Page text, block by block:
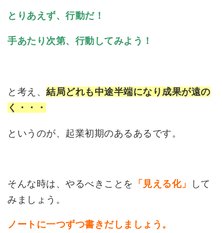
とりあえず、行動だ！
手あたり次第、行動してみよう！
と考え、
結局どれも中途半端になり成果が遠の
く・・・
というのが、起業初期のあるあるです。
そんな時は、やるべきことを 「見える化」
して
みましょう。
ノートに一つずつ書きだしましょう。